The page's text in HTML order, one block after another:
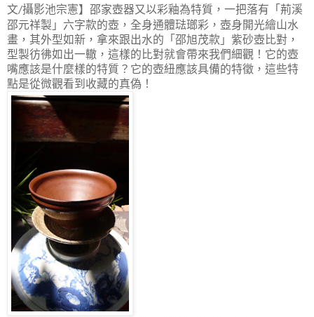
文/攝影池宗憲】邵家壺器又以彩釉為特質，一把落有「荊溪
邵元祥製」六字款的壺，全身通體琺瑯彩，壺身開光繪山水
畫，其外型如新，拿來跟出水的「邵旭茂款」紫砂壺比對，
型製彷彿如出一轍，這樣的比對就會帶來我們細觀！它的壺
嘴應該是什麼樣的特質？它的壺紐應該具備的特徵，這些特
點是從微觀看到收藏的真偽！